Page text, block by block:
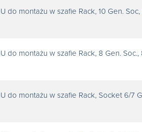
do montażu w szafie Rack, 10 Gen. Soc,
do montażu w szafie Rack, 8 Gen. Soc.,
do montażu w szafie Rack, Socket 6/7